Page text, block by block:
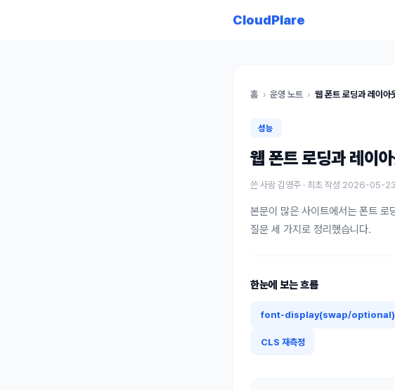
CloudPlare
홈 › 운영 노트 › 웹 폰트 로딩과 레이아
성능
웹 폰트 로딩과 레이
쓴 사람김영주 · 최초 작성 2026-05-23
본문이 많은 사이트에서는 폰트 로
질문 세 가지로 정리했습니다.
한눈에 보는 흐름
font-display(swap/optional)
CLS 재측정